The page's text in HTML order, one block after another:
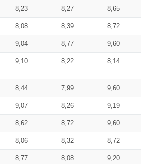
8,23 8,27 8,65
8,08 8,39 8,72
9,04 8,77 9,60
9,10 8,22 8,14
8,44 7,99 9,60
9,07 8,26 9,19
8,62 8,72 9,60
8,06 8,32 8,72
8,77 8,08 9,20